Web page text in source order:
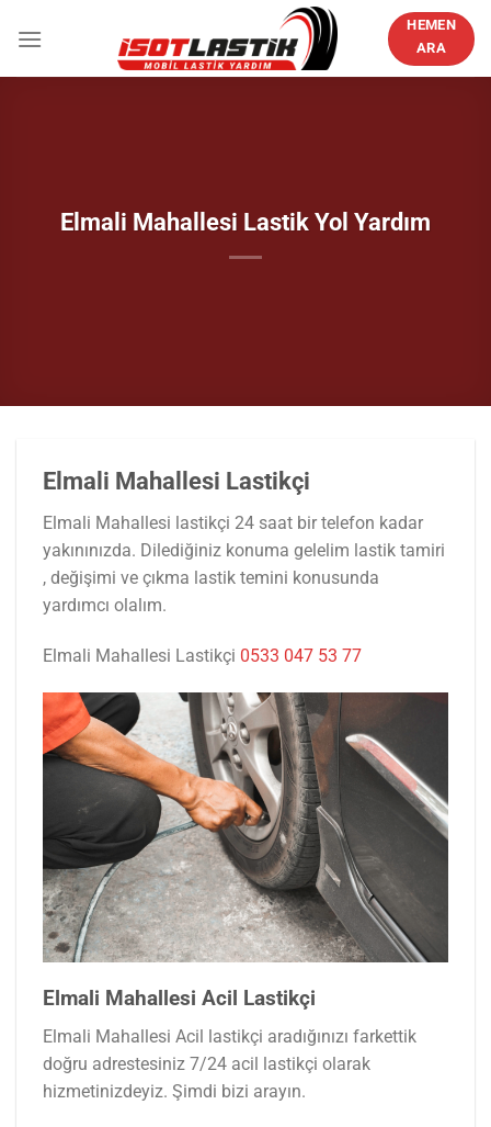
atla
HEMEN
ARA
Elmali Mahallesi Lastik Yol Yardım
Elmali Mahallesi Lastikçi
Elmali Mahallesi lastikçi 24 saat bir telefon kadar
yakınınızda. Dilediğiniz konuma gelelim lastik tamiri
, değişimi ve çıkma lastik temini konusunda
yardımcı olalım.
Elmali Mahallesi Lastikçi 0533 047 53 77
Elmali Mahallesi Acil Lastikçi
Elmali Mahallesi Acil lastikçi aradığınızı farkettik
doğru adrestesiniz 7/24 acil lastikçi olarak
hizmetinizdeyiz. Şimdi bizi arayın.